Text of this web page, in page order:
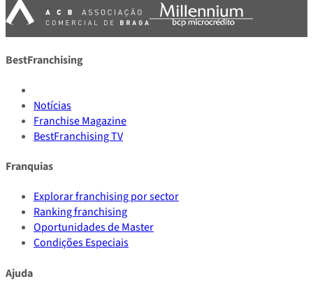
BestFranchising
Notícias
Franchise Magazine
BestFranchising TV
Franquias
Explorar franchising por sector
Ranking franchising
Oportunidades de Master
Condições Especiais
Ajuda